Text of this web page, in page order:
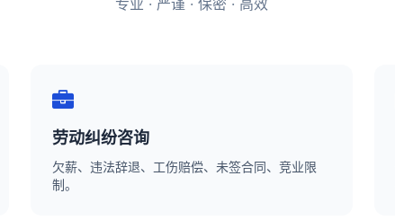
专业 · 严谨 · 保密 · 高效
劳动纠纷咨询
欠薪、违法辞退、工伤赔偿、未签合同、竞业限
制。